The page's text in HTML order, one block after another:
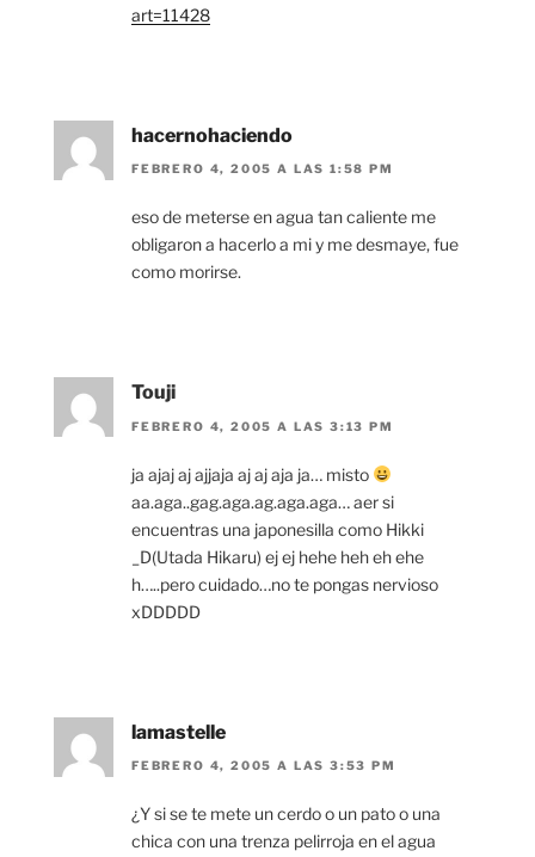
art=11428
hacernohaciendo
FEBRERO 4, 2005 A LAS 1:58 PM
eso de meterse en agua tan caliente me
obligaron a hacerlo a mi y me desmaye, fue
como morirse.
Touji
FEBRERO 4, 2005 A LAS 3:13 PM
ja ajaj aj ajjaja aj aj aja ja… misto
aa.aga..gag.aga.ag.aga.aga… aer si
encuentras una japonesilla como Hikki
_D(Utada Hikaru) ej ej hehe heh eh ehe
h…..pero cuidado…no te pongas nervioso
xDDDDD
lamastelle
FEBRERO 4, 2005 A LAS 3:53 PM
¿Y si se te mete un cerdo o un pato o una
chica con una trenza pelirroja en el agua